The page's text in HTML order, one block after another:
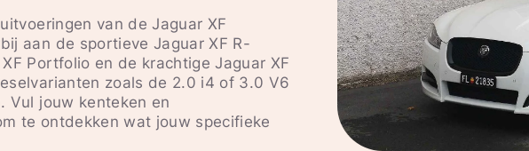
van de Jaguar XF
aan de sportieve Jaguar XF R-
Portfolio en de krachtige Jaguar XF
zoals de 2.0 i4 of 3.0 V6
Vul jouw kenteken en
te ontdekken wat jouw specifieke